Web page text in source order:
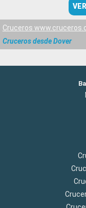
Cruceros
Cruceros desde Dover